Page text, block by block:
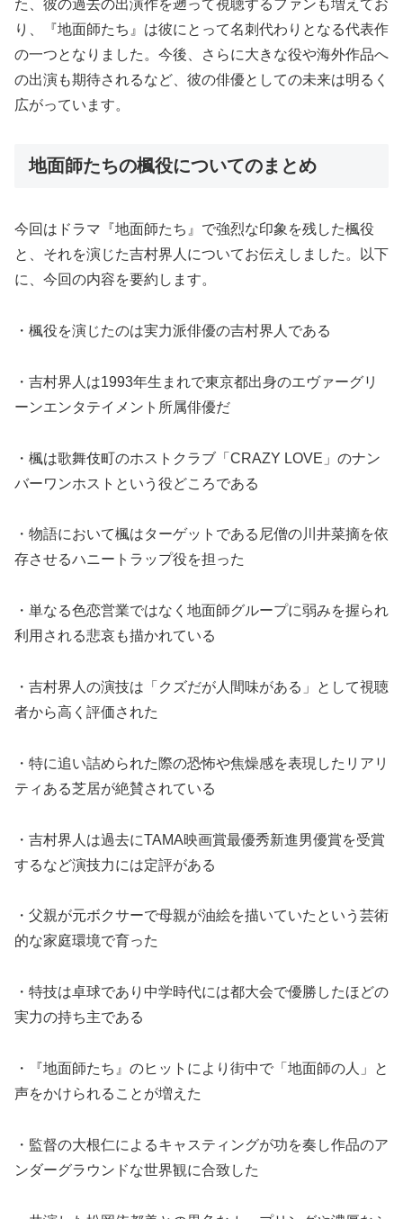
た、彼の過去の出演作を遡って視聴するファンも増えてお
り、『地面師たち』は彼にとって名刺代わりとなる代表作
の一つとなりました。今後、さらに大きな役や海外作品へ
の出演も期待されるなど、彼の俳優としての未来は明るく
広がっています。
地面師たちの楓役についてのまとめ
今回はドラマ『地面師たち』で強烈な印象を残した楓役
と、それを演じた吉村界人についてお伝えしました。以下
に、今回の内容を要約します。
・楓役を演じたのは実力派俳優の吉村界人である
・吉村界人は1993年生まれで東京都出身のエヴァーグリ
ーンエンタテイメント所属俳優だ
・楓は歌舞伎町のホストクラブ「CRAZY LOVE」のナン
バーワンホストという役どころである
・物語において楓はターゲットである尼僧の川井菜摘を依
存させるハニートラップ役を担った
・単なる色恋営業ではなく地面師グループに弱みを握られ
利用される悲哀も描かれている
・吉村界人の演技は「クズだが人間味がある」として視聴
者から高く評価された
・特に追い詰められた際の恐怖や焦燥感を表現したリアリ
ティある芝居が絶賛されている
・吉村界人は過去にTAMA映画賞最優秀新進男優賞を受賞
するなど演技力には定評がある
・父親が元ボクサーで母親が油絵を描いていたという芸術
的な家庭環境で育った
・特技は卓球であり中学時代には都大会で優勝したほどの
実力の持ち主である
・『地面師たち』のヒットにより街中で「地面師の人」と
声をかけられることが増えた
・監督の大根仁によるキャスティングが功を奏し作品のア
ンダーグラウンドな世界観に合致した